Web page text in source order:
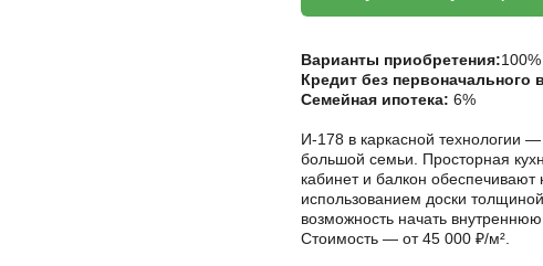
Варианты приобретения:
Кредит без первоначального
Семейная ипотека: 6%
И-178 в каркасной технологии
большой семьи. Просторная
кабинет и балкон обеспечивают
использованием доски
возможность начать
Стоимость — от 45 000 ₽/м².